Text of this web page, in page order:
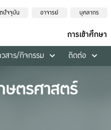
ปัจจุบัน อาจารย์ บุคลากร
การเข้าศึกษา
วสาร/กิจกรรม ติดต่อ